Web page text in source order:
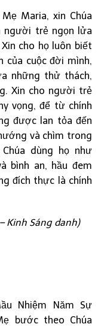
Maria, xin Chúa
người trẻ ngọn lửa
cho họ luôn biết
của cuộc đời mình,
những thử thách,
Xin cho người trẻ
vọng, để từ chính
được lan tỏa đến
và chìm trong
dùng họ như
bình an, hầu đem
đích thực là chính
Kinh Sáng danh)
Nhiệm Năm Sự
bước theo Chúa